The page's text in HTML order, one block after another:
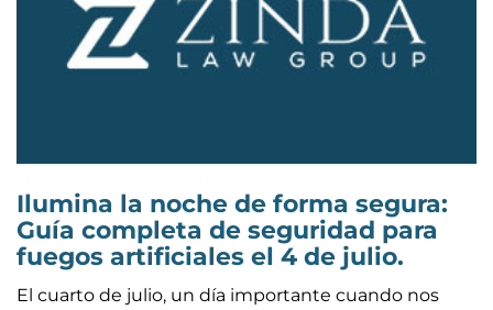
Ilumina la noche de forma segura:
Guía completa de seguridad para
fuegos artificiales el 4 de julio.
El cuarto de julio, un día importante cuando nos